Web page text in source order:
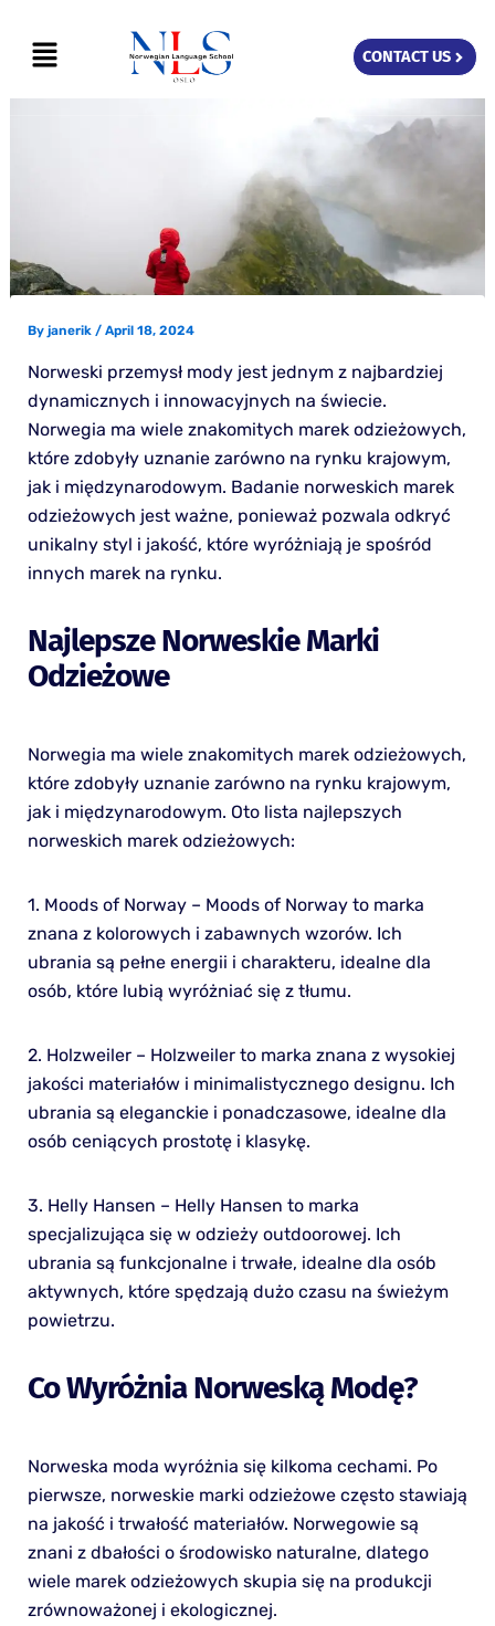
content
Menu CONTACT US
By janerik / April 18, 2024
Norweski przemysł mody jest jednym z najbardziej
dynamicznych i innowacyjnych na świecie.
Norwegia ma wiele znakomitych marek odzieżowych,
które zdobyły uznanie zarówno na rynku krajowym,
jak i międzynarodowym. Badanie norweskich marek
odzieżowych jest ważne, ponieważ pozwala odkryć
unikalny styl i jakość, które wyróżniają je spośród
innych marek na rynku.
Najlepsze Norweskie Marki
Odzieżowe
Norwegia ma wiele znakomitych marek odzieżowych,
które zdobyły uznanie zarówno na rynku krajowym,
jak i międzynarodowym. Oto lista najlepszych
norweskich marek odzieżowych:
1. Moods of Norway – Moods of Norway to marka
znana z kolorowych i zabawnych wzorów. Ich
ubrania są pełne energii i charakteru, idealne dla
osób, które lubią wyróżniać się z tłumu.
2. Holzweiler – Holzweiler to marka znana z wysokiej
jakości materiałów i minimalistycznego designu. Ich
ubrania są eleganckie i ponadczasowe, idealne dla
osób ceniących prostotę i klasykę.
3. Helly Hansen – Helly Hansen to marka
specjalizująca się w odzieży outdoorowej. Ich
ubrania są funkcjonalne i trwałe, idealne dla osób
aktywnych, które spędzają dużo czasu na świeżym
powietrzu.
Co Wyróżnia Norweską Modę?
Norweska moda wyróżnia się kilkoma cechami. Po
pierwsze, norweskie marki odzieżowe często stawiają
na jakość i trwałość materiałów. Norwegowie są
znani z dbałości o środowisko naturalne, dlatego
wiele marek odzieżowych skupia się na produkcji
zrównoważonej i ekologicznej.